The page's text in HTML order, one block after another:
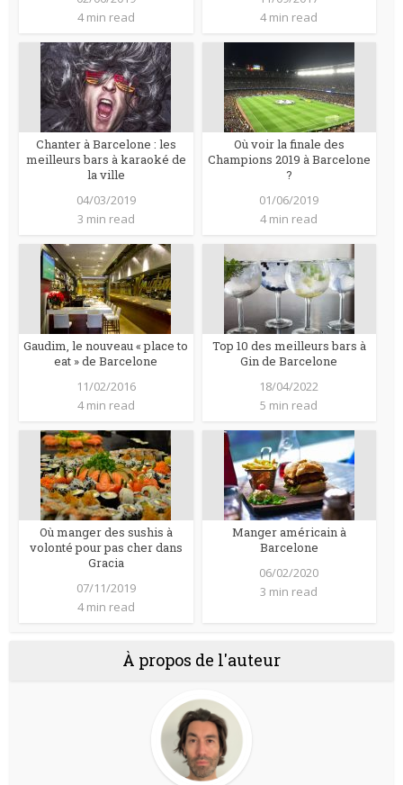
4 min read
4 min read
Chanter à Barcelone : les
meilleurs bars à karaoké de
la ville
04/03/2019
3 min read
Où voir la finale des
Champions 2019 à Barcelone
?
01/06/2019
4 min read
Gaudim, le nouveau « place to
eat » de Barcelone
11/02/2016
4 min read
Top 10 des meilleurs bars à
Gin de Barcelone
18/04/2022
5 min read
Où manger des sushis à
volonté pour pas cher dans
Gracia
07/11/2019
4 min read
Manger américain à
Barcelone
06/02/2020
3 min read
À propos de l'auteur